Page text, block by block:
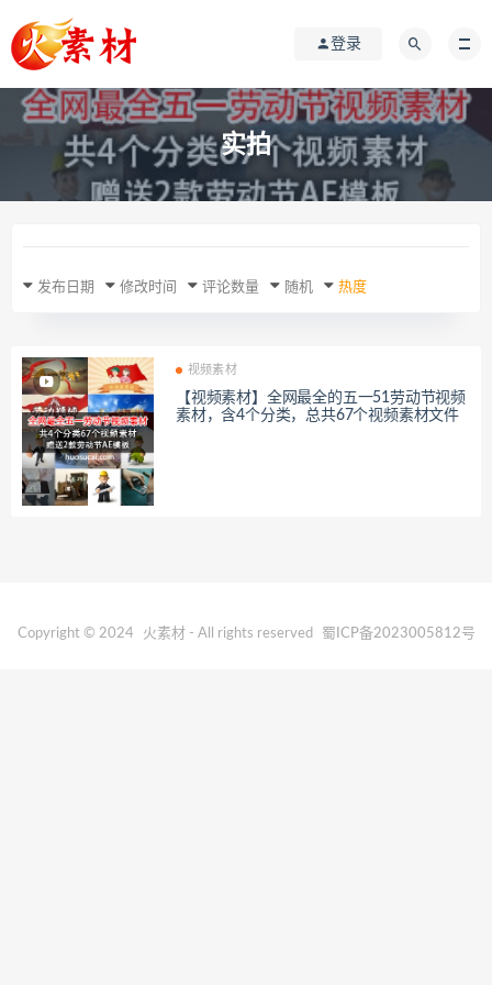
登录
实拍
发布日期 修改时间 评论数量 随机 热度
视频素材
【视频素材】全网最全的五一51劳动节视频
素材，含4个分类，总共67个视频素材文件
Copyright © 2024 火素材- All rights reserved 蜀ICP备2023005812号